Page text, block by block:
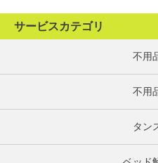
サービスカテゴリ
不用
不用
タン